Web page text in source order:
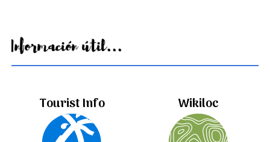
Información útil...
Tourist Info Wikiloc